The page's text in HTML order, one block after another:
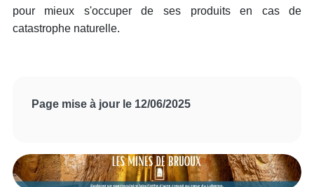
pour mieux s'occuper de ses produits en cas de
catastrophe naturelle.
Page mise à jour le 12/06/2025